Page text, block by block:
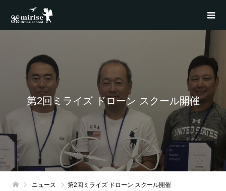
第2回ミライズ ドローン スクール開催
ニュース 第2回ミライズ ドローン スクール開催